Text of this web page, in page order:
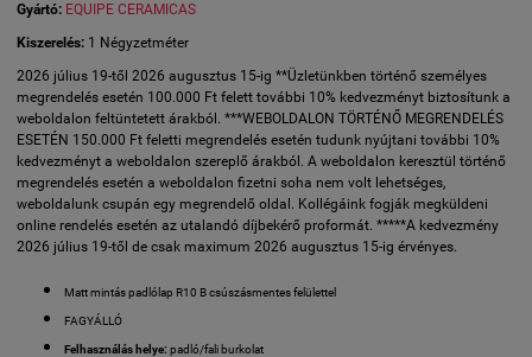
Gyártó: EQUIPE CERAMICAS
Kiszerelés: 1 Négyzetméter
2026 július 19-től 2026 augusztus 15-ig **Üzletünkben történő személyes
megrendelés esetén 100.000 Ft felett további 10% kedvezményt biztosítunk a
weboldalon feltüntetett árakból. ***WEBOLDALON TÖRTÉNŐ MEGRENDELÉS
ESETÉN 150.000 Ft feletti megrendelés esetén tudunk nyújtani további 10%
kedvezményt a weboldalon szereplő árakból. A weboldalon keresztül történő
megrendelés esetén a weboldalon fizetni soha nem volt lehetséges,
weboldalunk csupán egy megrendelő oldal. Kollégáink fogják megküldeni
online rendelés esetén az utalandó díjbekérő proformát. *****A kedvezmény
2026 július 19-től de csak maximum 2026 augusztus 15-ig érvényes.
Matt mintás padlólap R10 B csúszásmentes felülettel
FAGYÁLLÓ
Felhasználás helye: padló/fali burkolat